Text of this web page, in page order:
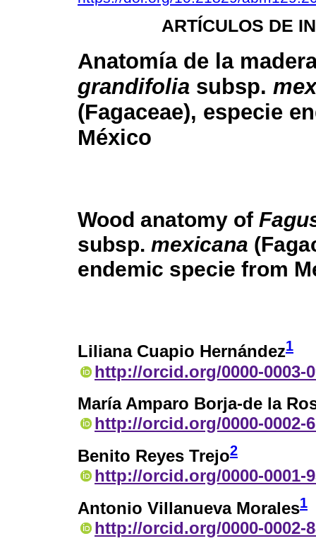
ARTÍCULOS DE
Anatomía de la
grandifolia subsp.
(Fagaceae), especie
México
Wood anatomy of
subsp. mexicana
endemic specie from
Liliana Cuapio Hernández1
http://orcid.org/0000-0003-
María Amparo Borja-de la
http://orcid.org/0000-0002-
Benito Reyes Trejo2
http://orcid.org/0000-0001-
Antonio Villanueva Morales1
http://orcid.org/0000-0002-